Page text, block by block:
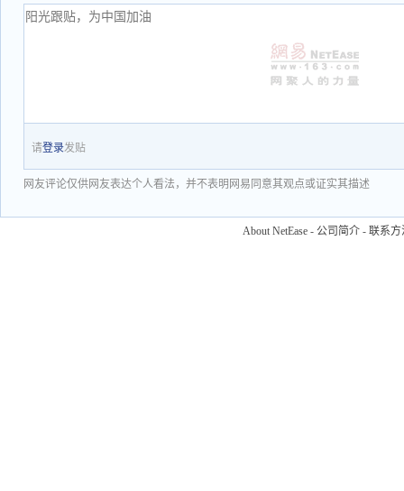
请登录发贴
网友评论仅供网友表达个人看法，并不表明网易同意其观点或证实其描述
About NetEase - 公司简介 - 联系方